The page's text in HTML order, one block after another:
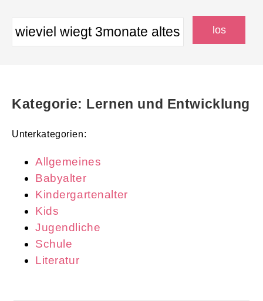
Kategorie: Lernen und Entwicklung
Unterkategorien:
Allgemeines
Babyalter
Kindergartenalter
Kids
Jugendliche
Schule
Literatur